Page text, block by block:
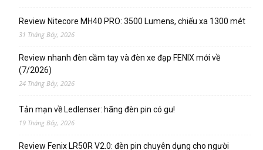
Review Nitecore MH40 PRO: 3500 Lumens, chiếu xa 1300 mét
31 Tháng Bảy, 2026
Review nhanh đèn cầm tay và đèn xe đạp FENIX mới về
(7/2026)
24 Tháng Bảy, 2026
Tản mạn về Ledlenser: hãng đèn pin có gu!
19 Tháng Bảy, 2026
Review Fenix LR50R V2.0: đèn pin chuyên dụng cho người